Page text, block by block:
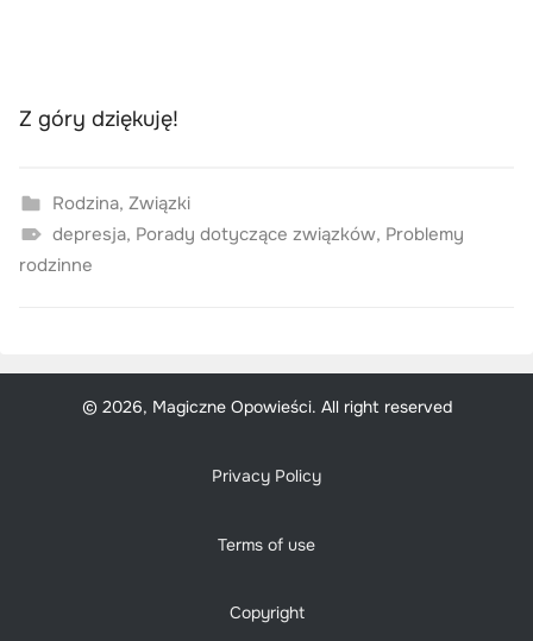
Z góry dziękuję!
Rodzina, Związki
depresja, Porady dotyczące związków, Problemy
rodzinne
© 2026, Magiczne Opowieści. All right reserved
Privacy Policy
Terms of use
Copyright